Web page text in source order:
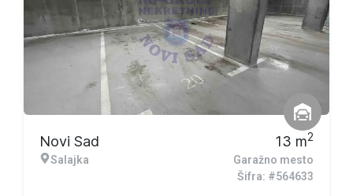
Novi Sad
Salajka
13 m2
Garažno mesto
Šifra: #564633